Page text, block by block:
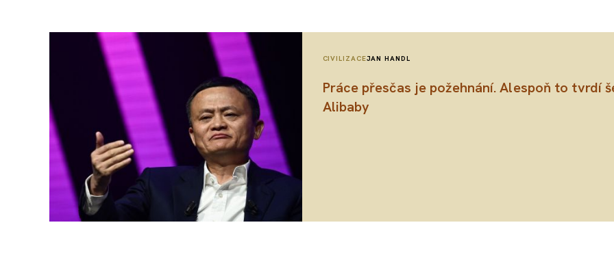
CIVILIZACEJAN HANDL
Práce přesčas je požehnání. Alespoň to tvrdí
Alibaby